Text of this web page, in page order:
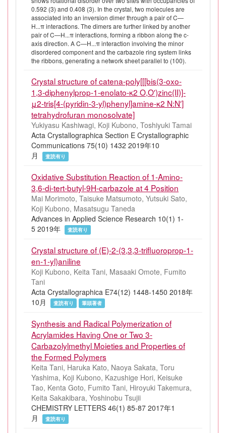
0.592 (3) and 0.408 (3). In the crystal, two molecules are
associated into an inversion dimer through a pair of C—
H...π interactions. The dimers are further linked by another
pair of C—H...π interactions, forming a ribbon along the c-
axis direction. A C—H...π interaction involving the minor
disordered component and the carbazole ring system links
the ribbons, generating a network sheet parallel to (100).
Crystal structure of catena-poly[[[bis(3-oxo-
1,3-diphenylprop-1-enolato-κ2 O,O′)zinc(II)]-
μ2-tris[4-(pyridin-3-yl)phenyl]amine-κ2 N:N′]
tetrahydrofuran monosolvate]
Yukiyasu Kashiwagi, Koji Kubono, Toshiyuki Tamai
Acta Crystallographica Section E Crystallographic
Communications 75(10) 1432 2019年10
月
査読有り
Oxidative Substitution Reaction of 1-Amino-
3,6-di-tert-butyl-9H-carbazole at 4 Position
Mai Morimoto, Taisuke Matsumoto, Yutsuki Sato,
Koji Kubono, Masatsugu Taneda
Advances in Applied Science Research 10(1) 1-
5 2019年
査読有り
Crystal structure of (E)-2-(3,3,3-trifluoroprop-1-
en-1-yl)aniline
Koji Kubono, Keita Tani, Masaaki Omote, Fumito
Tani
Acta Crystallographica E74(12) 1448-1450 2018年
10月
査読有り 筆頭著者
Synthesis and Radical Polymerization of
Acrylamides Having One or Two 3-
Carbazolylmethyl Moieties and Properties of
the Formed Polymers
Keita Tani, Haruka Kato, Naoya Sakata, Toru
Yashima, Koji Kubono, Kazushige Hori, Keisuke
Tao, Kenta Goto, Fumito Tani, Hiroyuki Takemura,
Keita Sakakibara, Yoshinobu Tsujii
CHEMISTRY LETTERS 46(1) 85-87 2017年1
月
査読有り